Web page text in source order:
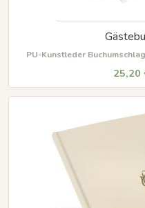
PU-Kunstleder Buchumschlag
25,20